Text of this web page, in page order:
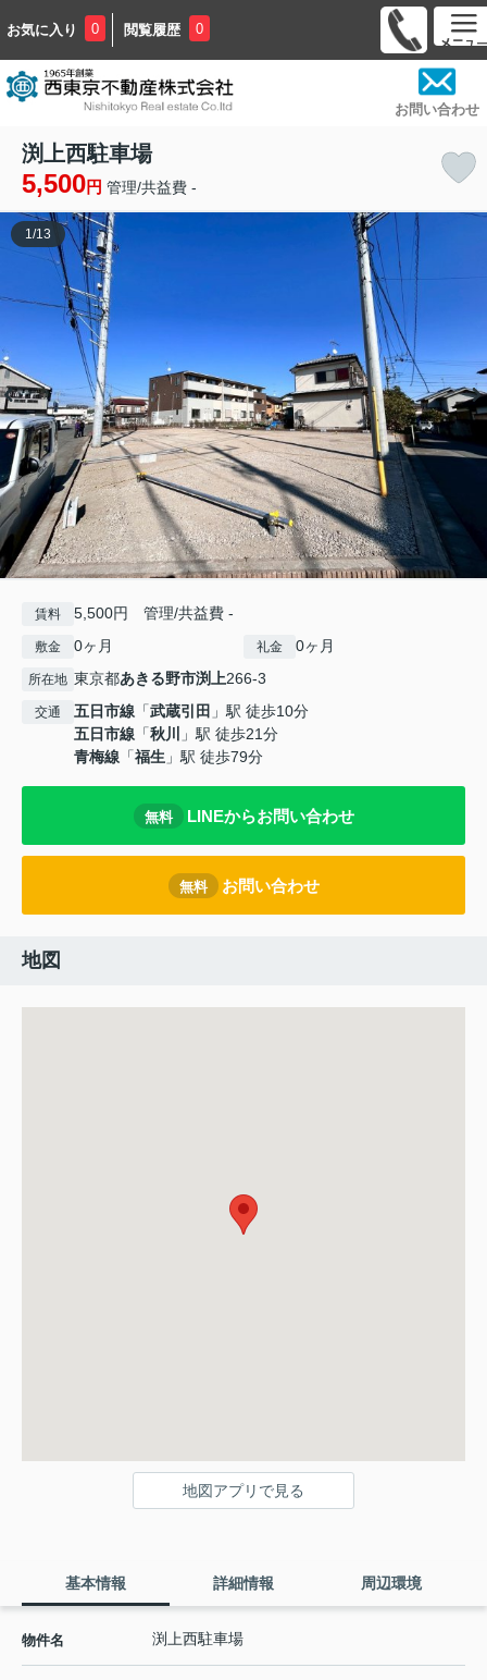
お気に入り 0 閲覧履歴 0
お問い合わせ
渕上西駐車場
5,500円 管理/共益費 -
1 /13
賃料 5,500円 管理/共益費 -
敷金 0ヶ月 礼金 0ヶ月
所在地 東京都あきる野市渕上266-3
交通 五日市線 「武蔵引田 」駅 徒歩10分
五日市線 「秋川
」駅 徒歩21分
青梅線 「福生 」駅 徒歩79分
無料 LINEからお問い合わせ
無料 お問い合わせ
地図
地図アプリで見る
基本情報 詳細情報 周辺環境
物件名 渕上西駐車場